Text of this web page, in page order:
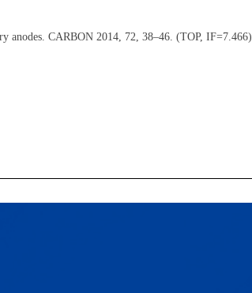
anodes. CARBON 2014, 72, 38–46. (TOP, IF=7.466)